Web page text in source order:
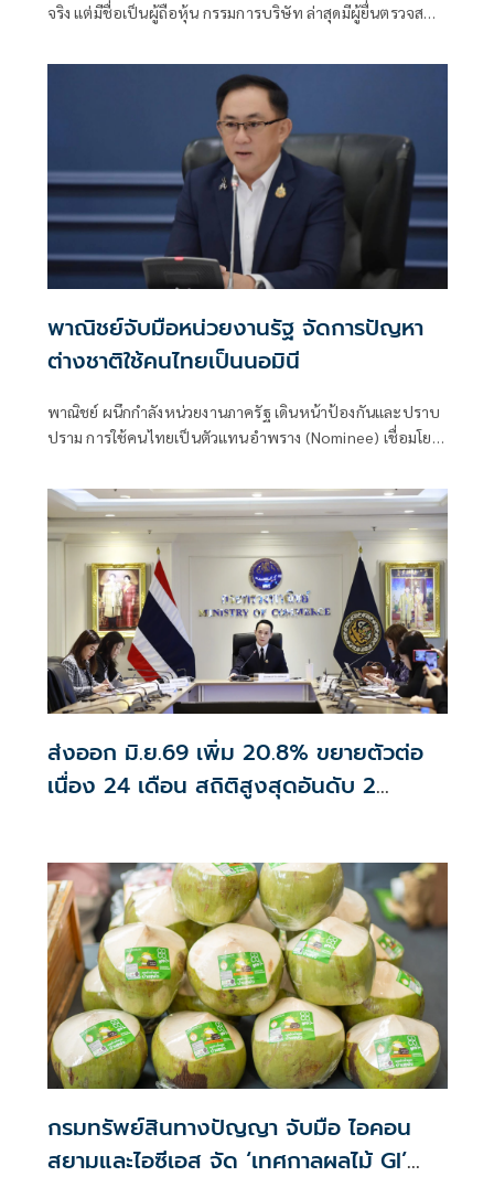
จริง แต่มีชื่อเป็นผู้ถือหุ้น กรรมการบริษัท ล่าสุดมีผู้ยื่นตรวจสอบ
ทั่วประเทศ
พาณิชย์จับมือหน่วยงานรัฐ จัดการปัญหา
ต่างชาติใช้คนไทยเป็นนอมินี
พาณิชย์ ผนึกกำลังหน่วยงานภาครัฐ เดินหน้าป้องกันและปราบ
ปราม การใช้คนไทยเป็นตัวแทนอำพราง (Nominee) เชื่อมโยง
ส่งออก มิ.ย.69 เพิ่ม 20.8% ขยายตัวต่อ
เนื่อง 24 เดือน สถิติสูงสุดอันดับ 2
กรมทรัพย์สินทางปัญญา จับมือ ไอคอน
สยามและไอซีเอส จัด ‘เทศกาลผลไม้ GI’